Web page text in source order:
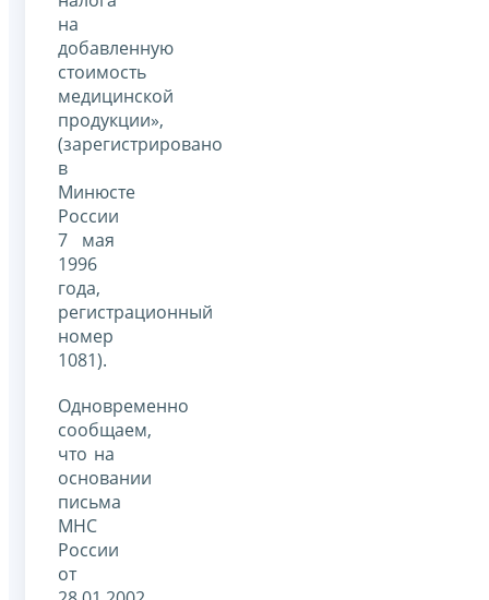
на
добавленную
стоимость
медицинской
продукции»,
(зарегистрировано
в
Минюсте
России
7 мая
1996
года,
регистрационный
номер
1081).
Одновременно
сообщаем,
что на
основании
письма
МНС
России
от